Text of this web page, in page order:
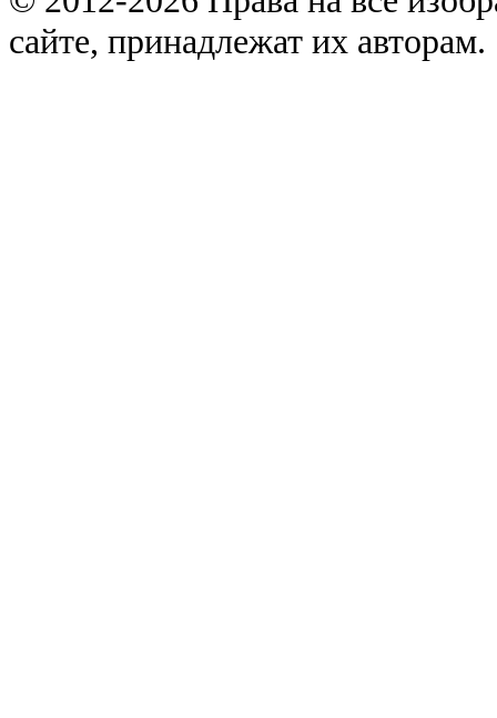
сайте, принадлежат их авторам.